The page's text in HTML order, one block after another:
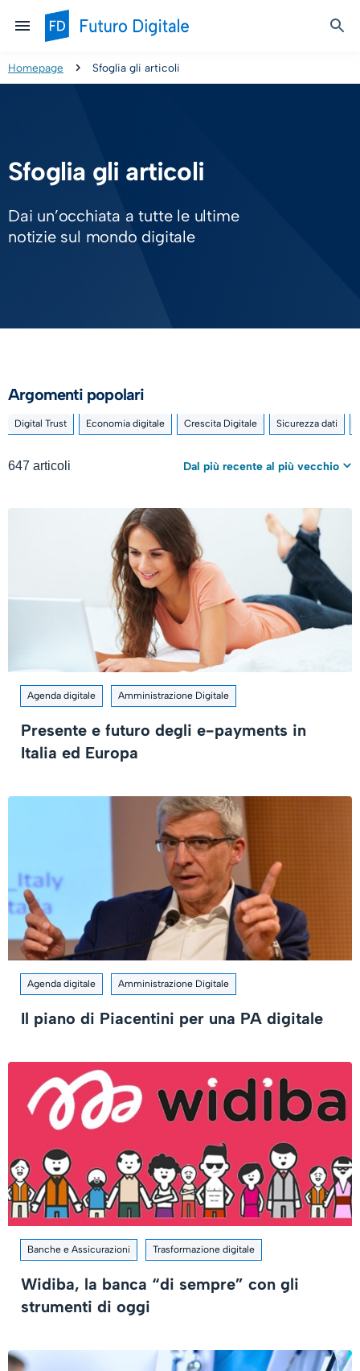
Homepage Sfoglia gli articoli
Sfoglia gli articoli
Dai un’occhiata a tutte le ultime
notizie sul mondo digitale
Argomenti popolari
Digital Trust Economia digitale Crescita Digitale Sicurezza dati
647 articoli Dal più recente al più vecchio
Agenda digitale Amministrazione Digitale
Presente e futuro degli e-payments in
Italia ed Europa
Agenda digitale Amministrazione Digitale
Il piano di Piacentini per una PA digitale
Banche e Assicurazioni Trasformazione digitale
Widiba, la banca “di sempre” con gli
strumenti di oggi